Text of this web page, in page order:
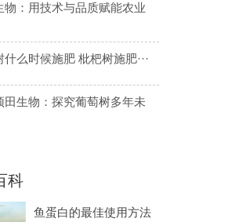
物：用技术与品质赋能农业
什么时候施肥 枇杷树施肥···
田生物：探究葡萄树多年未
科
鱼蛋白的最佳使用方法